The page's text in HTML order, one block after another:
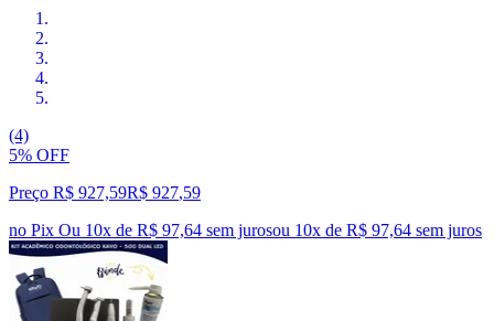
(4)
5% OFF
Preço R$ 927,59R$ 927,59
no Pix Ou 10x de R$ 97,64 sem jurosou 10x de R$ 97,64 sem juros